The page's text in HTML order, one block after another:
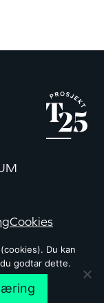
Cookies
Du kan
godtar dette.